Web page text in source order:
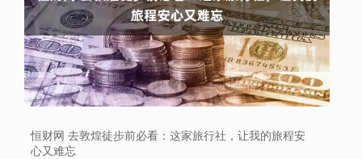
恒财网 去敦煌徒步前必看：这家旅行社，让我的旅程安
心又难忘